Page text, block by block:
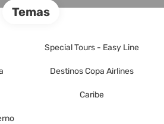
Temas
Special Tours - Easy Line
Destinos Copa Airlines
Caribe